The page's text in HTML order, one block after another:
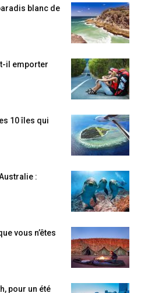
blanc de
il emporter
10 îles qui
:
vous n’êtes
pour un été